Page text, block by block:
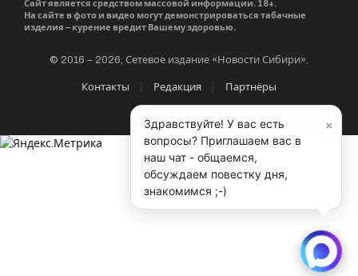
Сайт является средством массовой информации. 18+.
На сайте в фото и видео могут демонстрироваться табачные
изделия – курение вредит Вашему здоровью.
© 2016 – 2026, Сетевое издание «Новости Сибири».
Контакты Редакция Партнёры
×
Здравствуйте! У вас есть
вопросы? Приглашаем вас в
наш чат - общаемся,
обсуждаем повестку дня,
знакомимся ;-)